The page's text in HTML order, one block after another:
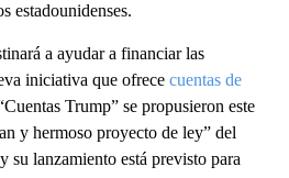
estadounidenses.
a ayudar a financiar las
iniciativa que ofrece cuentas de
Trump” se propusieron este
y hermoso proyecto de ley” del
su lanzamiento está previsto para